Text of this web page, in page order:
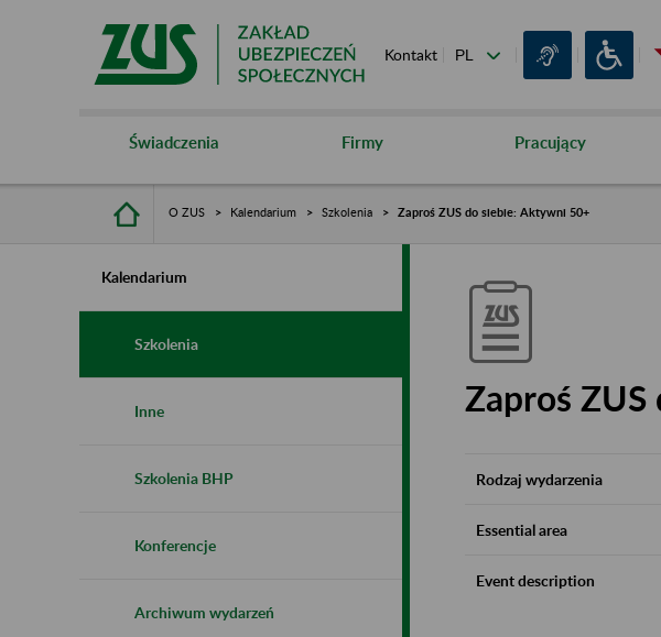
Kontakt
Świadczenia Firmy Pracujący
O ZUS Kalendarium Szkolenia Zaproś ZUS do siebie: Aktywni 50+
Kalendarium
Szkolenia
Inne
Szkolenia BHP
Konferencje
Archiwum wydarzeń
Zaproś
Rodzaj wydarzenia
Essential area
Event description